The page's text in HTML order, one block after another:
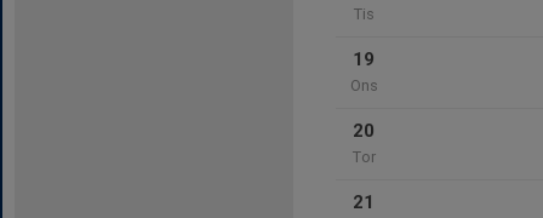
Tis
19
Ons
20
Tor
21